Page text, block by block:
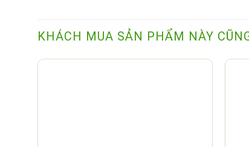
KHÁCH MUA SẢN PHẨM NÀY